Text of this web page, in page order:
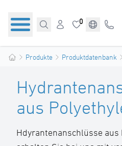
0
Produkte Produktdatenbank
aus
Hdyrantenanschlüsse aus